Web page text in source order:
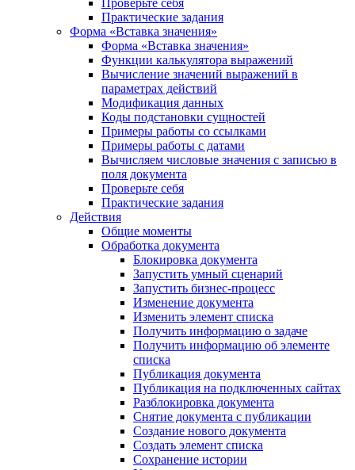
Проверьте себя
Практические задания
Форма «Вставка значения»
Форма «Вставка значения»
Функции калькулятора выражений
Вычисление значений выражений в
параметрах действий
Модификация данных
Коды подстановки сущностей
Примеры работы со ссылками
Примеры работы с датами
Вычисляем числовые значения с записью в
поля документа
Проверьте себя
Практические задания
Действия
Общие моменты
Обработка документа
Блокировка документа
Запустить умный сценарий
Запустить бизнес-процесс
Изменение документа
Изменить элемент списка
Получить информацию о задаче
Получить информацию об элементе
списка
Публикация документа
Публикация на подключенных сайтах
Разблокировка документа
Снятие документа с публикации
Создание нового документа
Создать элемент списка
Сохранение истории